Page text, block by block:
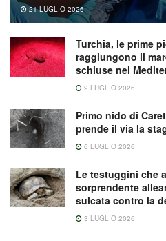
21 LUGLIO 2026
Turchia, le prime
raggiungono il
schiuse nel
9 LUGLIO 2026
Primo nido di
prende il via la
6 LUGLIO 2026
Le testuggini che
sorprendente
sulcata contro la
3 LUGLIO 2026